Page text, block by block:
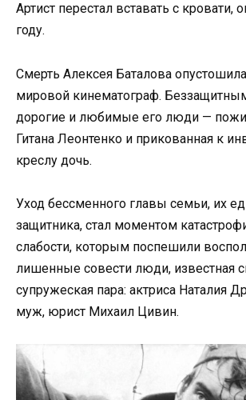
Артист перестал вставать с кровати,
году.
Смерть Алексея Баталова
мировой кинематограф.
дорогие и любимые его люди —
Гитана Леонтенко и прикованная к
креслу дочь.
Уход бессменного главы семьи, их
защитника, стал моментом
слабости, которым поспешили
лишенные совести люди, известная
супружеская пара: актриса Наталия
муж, юрист Михаил Цивин.